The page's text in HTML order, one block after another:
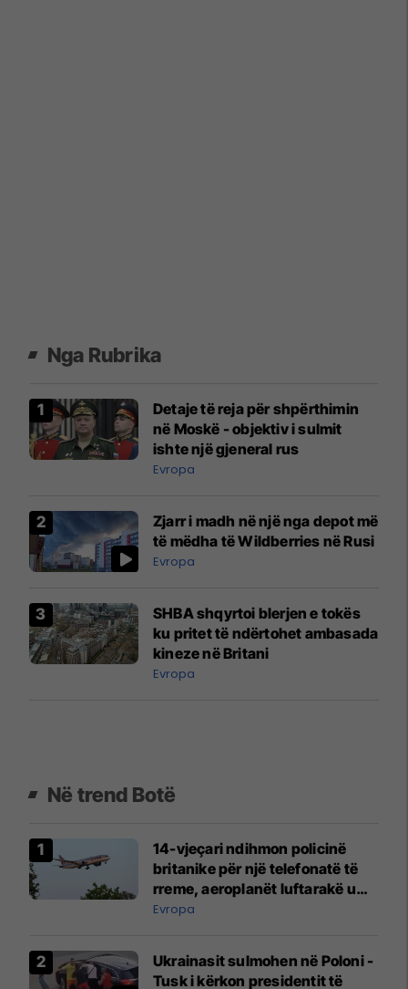
Nga Rubrika
Detaje të reja për shpërthimin
në Moskë - objektiv i sulmit
ishte një gjeneral rus
Evropa
Zjarr i madh në një nga depot më
të mëdha të Wildberries në Rusi
Evropa
SHBA shqyrtoi blerjen e tokës
ku pritet të ndërtohet ambasada
kineze në Britani
Evropa
Në trend Botë
14-vjeçari ndihmon policinë
britanike për një telefonatë të
rreme, aeroplanët luftarakë u
ngritën në ajër për të
Mançesterit
Evropa
Ukrainasit sulmohen në Poloni -
Tusk i kërkon presidentit të